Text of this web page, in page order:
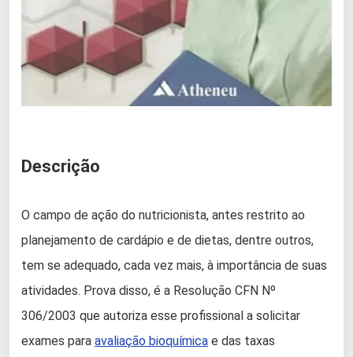
Descrição
O campo de ação do nutricionista, antes restrito ao
planejamento de cardápio e de dietas, dentre outros,
tem se adequado, cada vez mais, à importância de suas
atividades. Prova disso, é a Resolução CFN Nº
306/2003 que autoriza esse profissional a solicitar
exames para avaliação bioquímica e das taxas